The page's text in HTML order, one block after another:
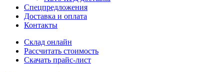
Спецпредложения
Доставка и оплата
Контакты
Склад онлайн
Рассчитать стоимость
Скачать прайс-лист